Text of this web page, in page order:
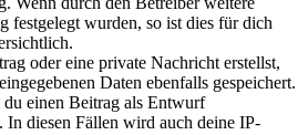
festgelegt wurden, so ist dies für dich
oder eine private Nachricht erstellst,
Daten ebenfalls gespeichert.
einen Beitrag als Entwurf
In diesen Fällen wird auch deine IP-